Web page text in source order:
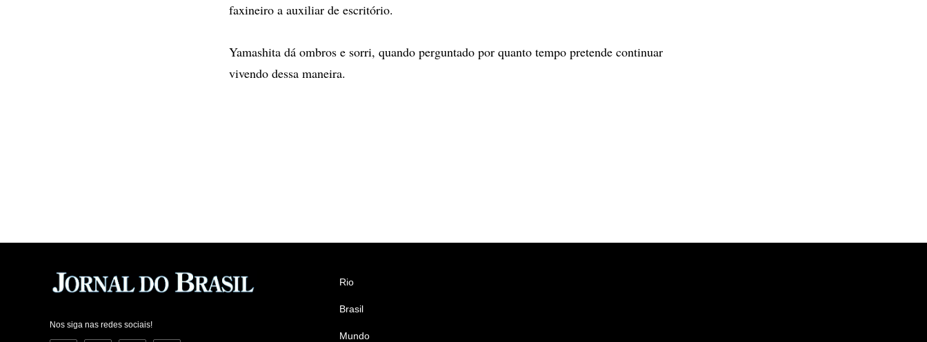
faxineiro a auxiliar de escritório.
Yamashita dá ombros e sorri, quando perguntado por quanto tempo pretende continuar
vivendo dessa maneira.
Nos siga nas redes sociais!
Rio
Brasil
Mundo